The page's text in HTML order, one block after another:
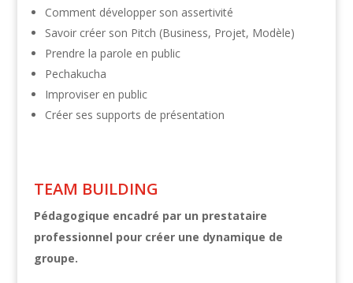
Comment développer son assertivité
Savoir créer son Pitch (Business, Projet, Modèle)
Prendre la parole en public
Pechakucha
Improviser en public
Créer ses supports de présentation
TEAM BUILDING
Pédagogique encadré par un prestataire
professionnel pour créer une dynamique de
groupe.